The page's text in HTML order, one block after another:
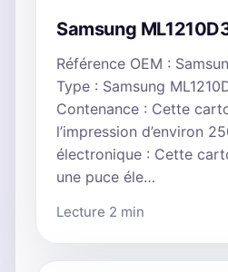
Samsung
Référence OEM :
Type : Samsung
Contenance : Cette
l’impression d’environ
électronique : Cette
une puce éle…
Lecture 2 min